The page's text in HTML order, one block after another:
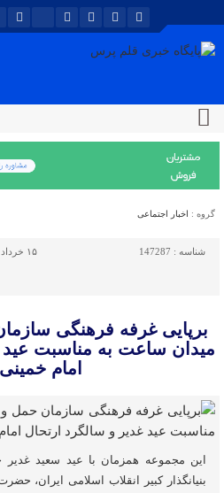
گروه : اخبار اجتماعی
شناسه : 147287 ۱۵ خرداد ۱۴۰۵ - ۱:۳۲
برپایی غرفه فرهنگی
میدان ساعت به مناسبت عید
امام
این مجموعه همزمان با عید سعید غدیر
بنیانگذار کبیر انقلاب اسلامی ایران،